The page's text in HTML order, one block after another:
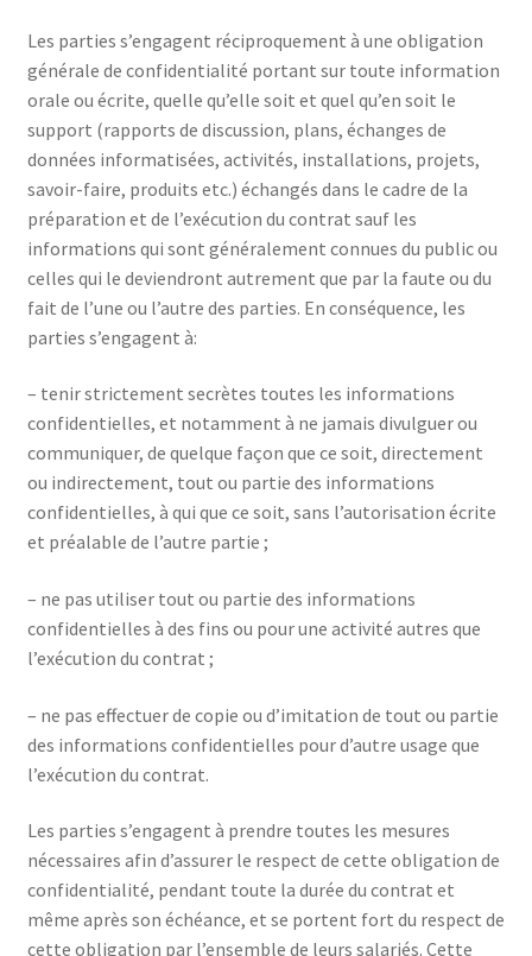
Les parties s’engagent réciproquement à une obligation
générale de confidentialité portant sur toute information
orale ou écrite, quelle qu’elle soit et quel qu’en soit le
support (rapports de discussion, plans, échanges de
données informatisées, activités, installations, projets,
savoir-faire, produits etc.) échangés dans le cadre de la
préparation et de l’exécution du contrat sauf les
informations qui sont généralement connues du public ou
celles qui le deviendront autrement que par la faute ou du
fait de l’une ou l’autre des parties. En conséquence, les
parties s’engagent à:
– tenir strictement secrètes toutes les informations
confidentielles, et notamment à ne jamais divulguer ou
communiquer, de quelque façon que ce soit, directement
ou indirectement, tout ou partie des informations
confidentielles, à qui que ce soit, sans l’autorisation écrite
et préalable de l’autre partie ;
– ne pas utiliser tout ou partie des informations
confidentielles à des fins ou pour une activité autres que
l’exécution du contrat ;
– ne pas effectuer de copie ou d’imitation de tout ou partie
des informations confidentielles pour d’autre usage que
l’exécution du contrat.
Les parties s’engagent à prendre toutes les mesures
nécessaires afin d’assurer le respect de cette obligation de
confidentialité, pendant toute la durée du contrat et
même après son échéance, et se portent fort du respect de
cette obligation par l’ensemble de leurs salariés. Cette